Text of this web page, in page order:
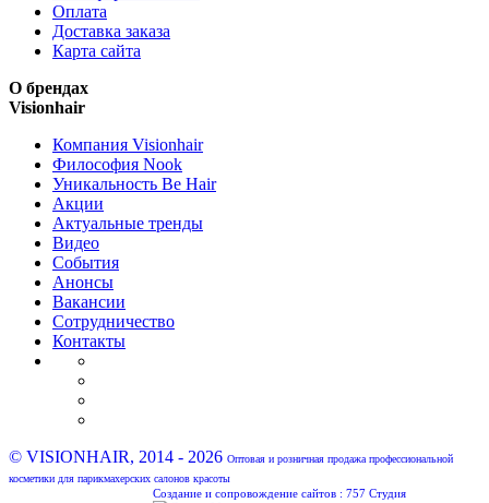
Оплата
Доставка заказа
Карта сайта
О брендах
Visionhair
Компания Visionhair
Философия Nook
Уникальность Be Hair
Акции
Актуальные тренды
Видео
События
Анонсы
Вакансии
Сотрудничество
Контакты
© VISIONHAIR, 2014 - 2026 Оптовая и розничная продажа профессиональной
косметики для парикмахерских салонов красоты
Создание и сопровождение сайтов : 757 Студия